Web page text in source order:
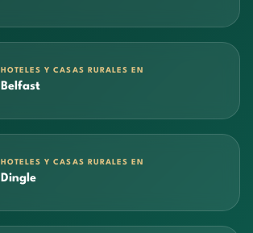
HOTELES Y CASAS RURALES EN
Belfast
HOTELES Y CASAS RURALES EN
Dingle